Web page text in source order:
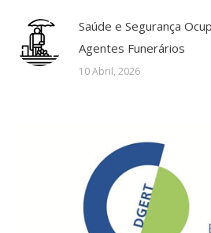
Saúde e Segurança
Agentes Funerários
10 Abril, 2026